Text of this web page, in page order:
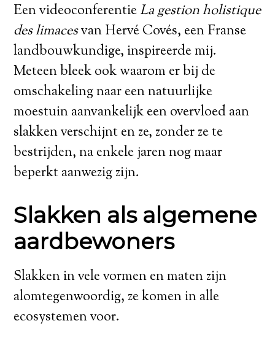
Een videoconferentieLa gestion holistique
des limacesvan Hervé Covés, een Franse
landbouwkundige, inspireerde mij.
Meteen bleek ook waarom er bij de
omschakeling naar een natuurlijke
moestuin aanvankelijk een overvloed aan
slakken verschijnt en ze, zonder ze te
bestrijden, na enkele jaren nog maar
beperkt aanwezig zijn.
Slakken als algemene
aardbewoners
Slakken in vele vormen en maten zijn
alomtegenwoordig, ze komen in alle
ecosystemen voor.